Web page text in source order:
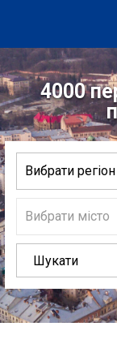
4000
Вибрати регіон
Вибрати місто